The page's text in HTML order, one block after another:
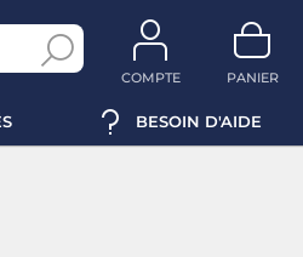
COMPTE PANIER
BESOIN D'AIDE